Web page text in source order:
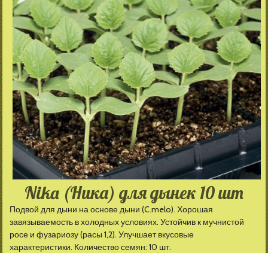
Nika (Ника) для дынек 10 шт
Подвой для дыни на основе дыни (C.melo). Хорошая
завязываемость в холодных условиях. Устойчив к мучнистой
росе и фузариозу (расы 1,2). Улучшает вкусовые
характеристики. Количество семян: 10 шт.